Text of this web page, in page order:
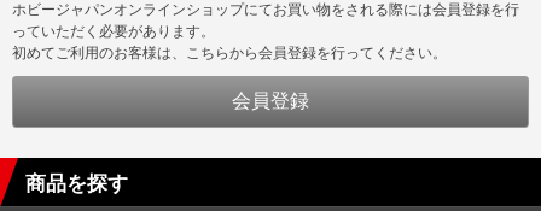
ホビージャパンオンラインショップにてお買い物をされる際には会員登録を行
っていただく必要があります。
初めてご利用のお客様は、こちらから会員登録を行ってください。
商品を探す